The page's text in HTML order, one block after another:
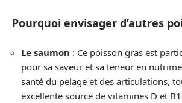
Pourquoi envisager d’autres
Le saumon : Ce poisson gras est
pour sa saveur et sa teneur en
santé du pelage et des articulations,
excellente source de vitamines D et